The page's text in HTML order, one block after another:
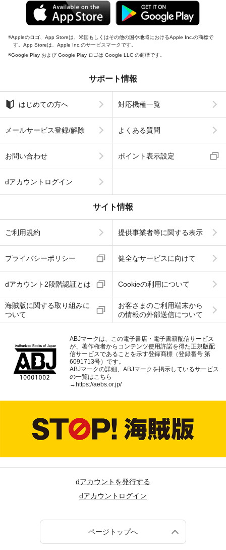
Appleのロゴ、App Storeは、米国もしくはその他の国や地域におけるApple Inc.の商標で
す。App Storeは、Apple Inc.のサービスマークです。
Google Play および Google Play ロゴは Google LLC の商標です。
サポート情報
はじめての方へ 対応機種一覧
メールサービス登録/解除 よくある質問
お問い合わせ ポイント表示設定
dアカウントログイン
サイト情報
ご利用規約 提供事業者等に関する表示
プライバシーポリシー 健全なサービスに向けて
dアカウント2段階認証とは Cookieの利用について
海賊版に関する取り組みに
ついて
お客さまのご利用端末から
の情報の外部送信について
ABJマークは、この電子書店・電子書籍配信サービス
が、著作権者からコンテンツ使用許諾を得た正規版配
信サービスであることを示す登録商標（登録番号 第
6091713号）です。
ABJマークの詳細、ABJマークを掲示しているサービス
の一覧はこちら
→ https://aebs.or.jp/
dアカウントを発行する
dアカウントログイン
ページトップへ